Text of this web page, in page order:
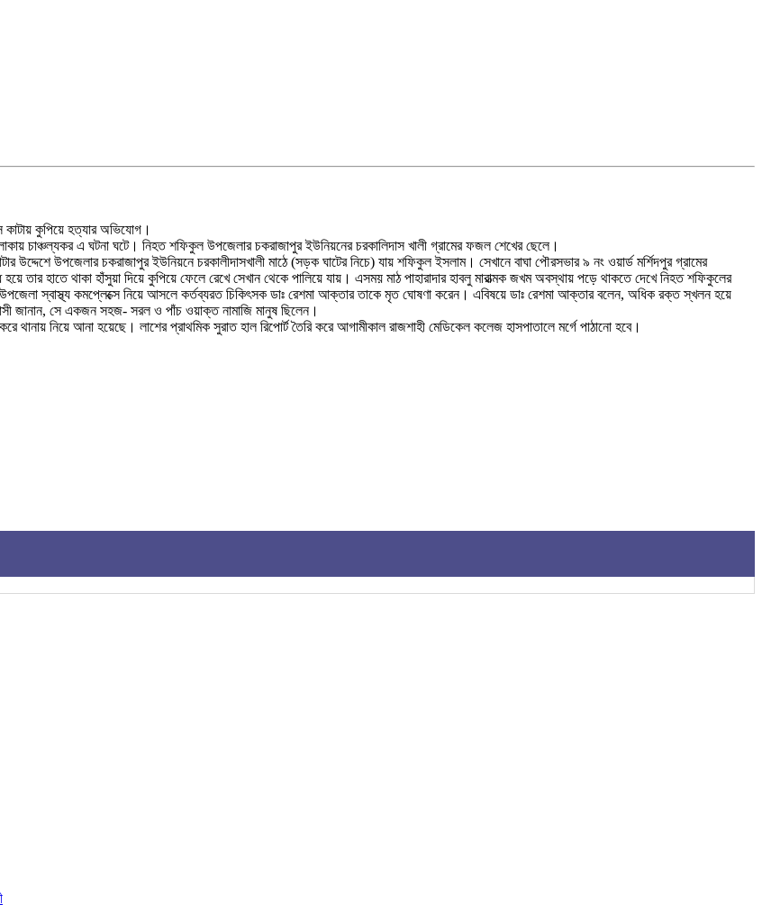
কাটায় কুপিয়ে হত্যার অভিযোগ।
চাঞ্চল্যকর এ ঘটনা ঘটে। নিহত শফিকুল উপজেলার চকরাজাপুর ইউনিয়নের চরকালিদাস খালী গ্রামের ফজল শেখের ছেলে।
উপজেলার চকরাজাপুর ইউনিয়নে চরকালীদাসখালী মাঠে (সড়ক ঘাটের নিচে) যায় শফিকুল ইসলাম। সেখানে বাঘা পৌরসভার ৯ নং ওয়ার্ড মর্শিদপুর গ্রামের
তার হাতে থাকা হাঁসুয়া দিয়ে কুপিয়ে ফেলে রেখে সেখান থেকে পালিয়ে যায়। এসময় মাঠ পাহারাদার হাবলু মারাত্মক জখম অবস্থায় পড়ে থাকতে দেখে নিহত শফিকুলের
স্বাস্থ্য কমপ্লেক্সে নিয়ে আসলে কর্তব্যরত চিকিৎসক ডাঃ রেশমা আক্তার তাকে মৃত ঘোষণা করেন। এবিষয়ে ডাঃ রেশমা আক্তার বলেন, অধিক রক্ত স্খলন হয়ে
জানান, সে একজন সহজ- সরল ও পাঁচ ওয়াক্ত নামাজি মানুষ ছিলেন।
নিয়ে আনা হয়েছে। লাশের প্রাথমিক সুরাত হাল রিপোর্ট তৈরি করে আগামীকাল রাজশাহী মেডিকেল কলেজ হাসপাতালে মর্গে পাঠানো হবে।